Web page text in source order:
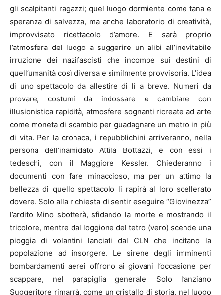
gli scalpitanti ragazzi; quel luogo dormiente come tana e
speranza di salvezza, ma anche laboratorio di creatività,
improvvisato ricettacolo d’amore. E sarà proprio
l’atmosfera del luogo a suggerire un alibi all’inevitabile
irruzione dei nazifascisti che incombe sui destini di
quell’umanità così diversa e similmente provvisoria. L’idea
di uno spettacolo da allestire di lì a breve. Numeri da
provare, costumi da indossare e cambiare con
illusionistica rapidità, atmosfere sognanti ricreate ad arte
come moneta di scambio per guadagnare un metro in più
di vita. Per la cronaca, i repubblichini arriveranno, nella
persona dell’inamidato Attila Bottazzi, e con essi i
tedeschi, con il Maggiore Kessler. Chiederanno i
documenti con fare minaccioso, ma per un attimo la
bellezza di quello spettacolo li rapirà al loro scellerato
dovere. Solo alla richiesta di sentir eseguire “Giovinezza”
l’ardito Mino sbotterà, sfidando la morte e mostrando il
tricolore, mentre dal loggione del tetro (vero) scende una
pioggia di volantini lanciati dal CLN che incitano la
popolazione ad insorgere. Le sirene degli imminenti
bombardamenti aerei offrono ai giovani l’occasione per
scappare, nel parapiglia generale. Solo l’anziano
Suggeritore rimarrà, come un cristallo di storia, nel luogo